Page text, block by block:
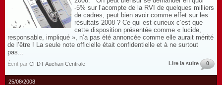
-5% sur l’acompte de la RVI de quelques milliers
de cadres, peut bien avoir comme effet sur les
résultats 2008 ? Ce qui est curieux c’est que
cette disposition présentée comme « lucide,
responsable, impliqué », n’a pas été annoncée comme elle aurait mérité
de l’être ! La seule note officielle était confidentielle et à ne surtout
pas...
Écrit par CFDT Auchan Centrale Lire la suite 0
25/08/2008